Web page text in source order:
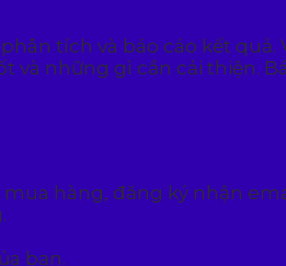
tích và báo cáo kết quả.
những gì cần cải thiện.
hàng, đăng ký nhận
bạn.